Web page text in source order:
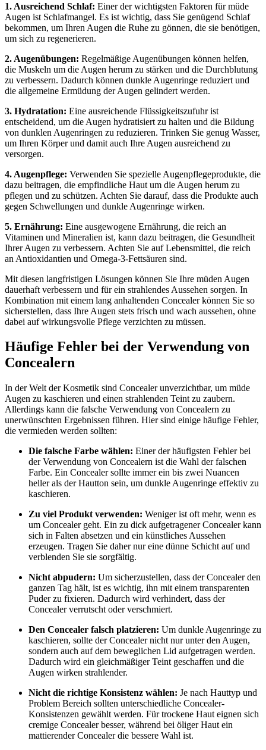
1. Ausreichend Schlaf: Einer der wichtigsten Faktoren für müde
Augen ist Schlafmangel. Es ist wichtig, dass Sie genügend Schlaf
bekommen, um Ihren Augen die Ruhe zu gönnen, die sie benötigen,
um sich zu regenerieren.
2. Augenübungen: Regelmäßige Augenübungen können helfen,
die Muskeln um die Augen herum zu stärken und die Durchblutung
zu verbessern. Dadurch können dunkle Augenringe reduziert und
die allgemeine Ermüdung der Augen gelindert werden.
3. Hydratation: Eine ausreichende Flüssigkeitszufuhr ist
entscheidend, um die Augen hydratisiert zu halten und die Bildung
von dunklen Augenringen zu reduzieren. Trinken Sie genug Wasser,
um Ihren Körper und damit auch Ihre Augen ausreichend zu
versorgen.
4. Augenpflege: Verwenden Sie spezielle Augenpflegeprodukte, die
dazu beitragen, die empfindliche Haut um die Augen herum zu
pflegen und zu schützen. Achten Sie darauf, dass die Produkte auch
gegen Schwellungen und dunkle Augenringe wirken.
5. Ernährung: Eine ausgewogene Ernährung, die reich an
Vitaminen und Mineralien ist, kann dazu beitragen, die Gesundheit
Ihrer Augen zu verbessern. Achten Sie auf Lebensmittel, die reich
an Antioxidantien und Omega-3-Fettsäuren sind.
Mit diesen langfristigen Lösungen können Sie Ihre müden Augen
dauerhaft verbessern und für ein strahlendes Aussehen sorgen. In
Kombination mit einem lang anhaltenden Concealer können Sie so
sicherstellen, dass Ihre Augen stets frisch und wach aussehen, ohne
dabei auf wirkungsvolle Pflege verzichten zu müssen.
Häufige Fehler bei der Verwendung von
Concealern
In der Welt der Kosmetik sind Concealer unverzichtbar, um müde
Augen zu kaschieren und einen strahlenden Teint zu zaubern.
Allerdings kann die falsche Verwendung von Concealern zu
unerwünschten Ergebnissen führen. Hier sind einige häufige Fehler,
die vermieden werden sollten:
Die falsche Farbe wählen: Einer der häufigsten Fehler bei
der Verwendung von Concealern ist die Wahl der falschen
Farbe. Ein Concealer sollte immer ein bis zwei Nuancen
heller als der Hautton sein, um dunkle Augenringe effektiv zu
kaschieren.
Zu viel Produkt verwenden: Weniger ist oft mehr, wenn es
um Concealer geht. Ein zu dick aufgetragener Concealer kann
sich in Falten absetzen und ein künstliches Aussehen
erzeugen. Tragen Sie daher nur eine dünne Schicht auf und
verblenden Sie sie sorgfältig.
Nicht abpudern: Um sicherzustellen, dass der Concealer den
ganzen Tag hält, ist es wichtig, ihn mit einem transparenten
Puder zu fixieren. Dadurch wird verhindert, dass der
Concealer verrutscht oder verschmiert.
Den Concealer falsch platzieren: Um dunkle Augenringe zu
kaschieren, sollte der Concealer nicht nur unter den Augen,
sondern auch auf dem beweglichen Lid aufgetragen werden.
Dadurch wird ein gleichmäßiger Teint geschaffen und die
Augen wirken strahlender.
Nicht die richtige Konsistenz wählen: Je nach Hauttyp und
Problem Bereich sollten unterschiedliche Concealer-
Konsistenzen gewählt werden. Für trockene Haut eignen sich
cremige Concealer besser, während bei öliger Haut ein
mattierender Concealer die bessere Wahl ist.